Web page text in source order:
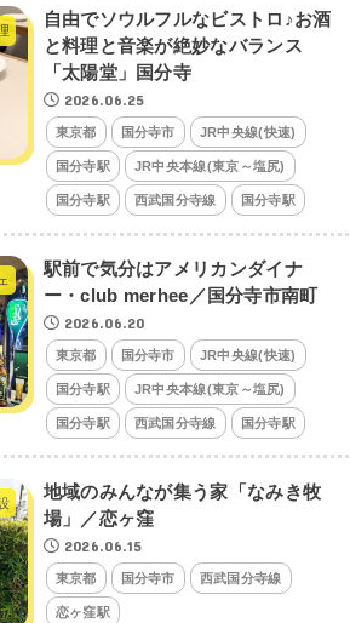
自由でソウルフルなビストロ♪お酒
と料理と音楽が絶妙なバランス
「太陽堂」国分寺
2026.06.25
東京都 国分寺市 JR中央線(快速)
国分寺駅 JR中央本線(東京～塩尻)
国分寺駅 西武国分寺線 国分寺駅
駅前で気分はアメリカンダイナ
ー・club merhee／国分寺市南町
2026.06.20
東京都 国分寺市 JR中央線(快速)
国分寺駅 JR中央本線(東京～塩尻)
国分寺駅 西武国分寺線 国分寺駅
地域のみんなが集う家「なみき牧
場」／恋ヶ窪
2026.06.15
東京都 国分寺市 西武国分寺線
恋ヶ窪駅